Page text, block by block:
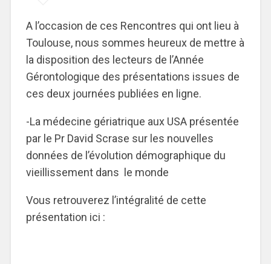
A l’occasion de ces Rencontres qui ont lieu à
Toulouse, nous sommes heureux de mettre à
la disposition des lecteurs de l’Année
Gérontologique des présentations issues de
ces deux journées publiées en ligne.
-La médecine gériatrique aux USA présentée
par le Pr David Scrase sur les nouvelles
données de l’évolution démographique du
vieillissement dans le monde
Vous retrouverez l’intégralité de cette
présentation ici :